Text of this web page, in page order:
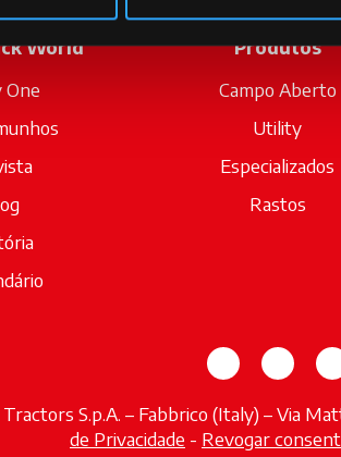
World
One
Produtos
Campo Aberto
Utility
Especializados
Rastos
opens in a
S.p.A. – Fabbrico (Italy) – Via
de Privacidade - Revogar